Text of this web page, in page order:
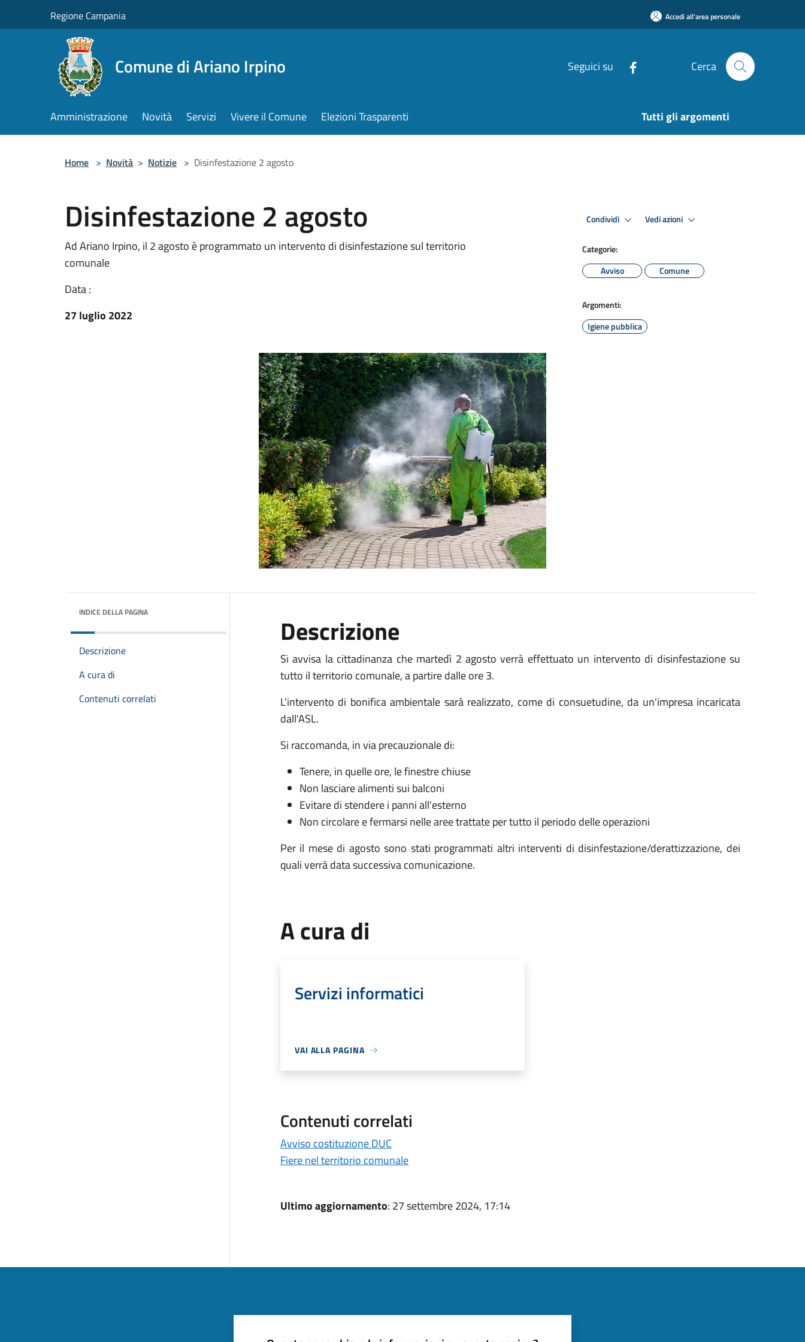
Regione Campania Accedi all'area personale
Comune di Ariano Irpino Seguici su Cerca
Amministrazione Novità Servizi Vivere il Comune Elezioni Trasparenti Tutti gli argomenti
Home > Novità > Notizie > Disinfestazione 2 agosto
Disinfestazione 2 agosto
Ad Ariano Irpino, il 2 agosto è programmato un intervento di disinfestazione sul territorio
comunale
Data :
27 luglio 2022
Condividi Vedi azioni
Categorie:
Avviso
Comune
Argomenti:
Igiene pubblica
INDICE DELLA PAGINA
Descrizione
A cura di
Contenuti correlati
Descrizione
Si avvisa la cittadinanza che martedì 2 agosto verrà effettuato un intervento di disinfestazione su
tutto il territorio comunale, a partire dalle ore 3.
L'intervento di bonifica ambientale sarà realizzato, come di consuetudine, da un'impresa incaricata
dall'ASL.
Si raccomanda, in via precauzionale di:
Tenere, in quelle ore, le finestre chiuse
Non lasciare alimenti sui balconi
Evitare di stendere i panni all'esterno
Non circolare e fermarsi nelle aree trattate per tutto il periodo delle operazioni
Per il mese di agosto sono stati programmati altri interventi di disinfestazione/derattizzazione, dei
quali verrà data successiva comunicazione.
A cura di
Servizi informatici
VAI ALLA PAGINA
Contenuti correlati
Avviso costituzione DUC
Fiere nel territorio comunale
Ultimo aggiornamento: 27 settembre 2024, 17:14